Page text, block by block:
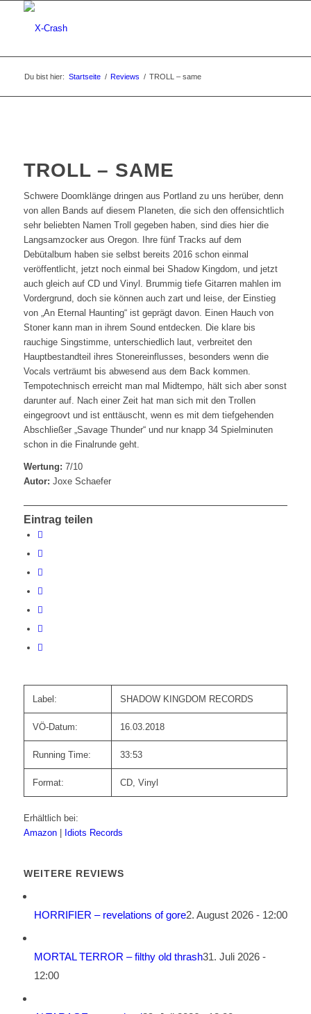
Du bist hier: Startseite / Reviews / TROLL – same
TROLL – SAME
Schwere Doomklänge dringen aus Portland zu uns herüber, denn
von allen Bands auf diesem Planeten, die sich den offensichtlich
sehr beliebten Namen Troll gegeben haben, sind dies hier die
Langsamzocker aus Oregon. Ihre fünf Tracks auf dem
Debütalbum haben sie selbst bereits 2016 schon einmal
veröffentlicht, jetzt noch einmal bei Shadow Kingdom, und jetzt
auch gleich auf CD und Vinyl. Brummig tiefe Gitarren mahlen im
Vordergrund, doch sie können auch zart und leise, der Einstieg
von „An Eternal Haunting“ ist geprägt davon. Einen Hauch von
Stoner kann man in ihrem Sound entdecken. Die klare bis
rauchige Singstimme, unterschiedlich laut, verbreitet den
Hauptbestandteil ihres Stonereinflusses, besonders wenn die
Vocals verträumt bis abwesend aus dem Back kommen.
Tempotechnisch erreicht man mal Midtempo, hält sich aber sonst
darunter auf. Nach einer Zeit hat man sich mit den Trollen
eingegroovt und ist enttäuscht, wenn es mit dem tiefgehenden
Abschließer „Savage Thunder“ und nur knapp 34 Spielminuten
schon in die Finalrunde geht.
Wertung: 7/10
Autor: Joxe Schaefer
Eintrag teilen
Label: SHADOW KINGDOM RECORDS
VÖ-Datum: 16.03.2018
Running Time: 33:53
Format: CD, Vinyl
Erhältlich bei:
Amazon
Idiots Records
WEITERE REVIEWS
HORRIFIER – revelations of gore2. August 2026 - 12:00
MORTAL TERROR – filthy old thrash31. Juli 2026 -
12:00